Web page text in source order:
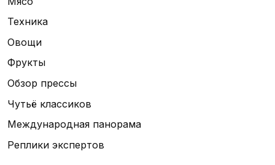
Техника
Овощи
Фрукты
Обзор прессы
Чутьё классиков
Международная панорама
Реплики экспертов